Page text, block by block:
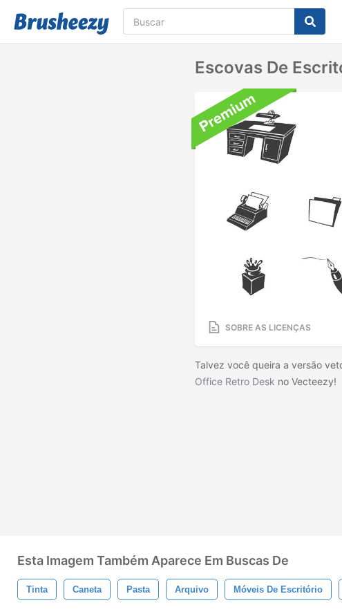
Escovas De
SOBRE AS LICENÇAS
Talvez você queira a versão
Office Retro Desk no Vecteezy!
Esta Imagem Também Aparece Em Buscas De
Tinta Caneta Pasta Arquivo Móveis De Escritório